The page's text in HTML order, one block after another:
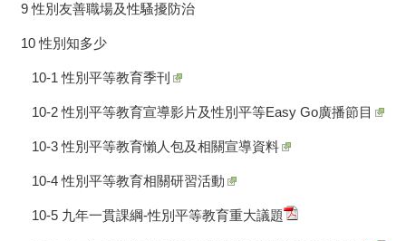
9 性別友善職場及性騷擾防治
10 性別知多少
10-1 性別平等教育季刊
10-2 性別平等教育宣導影片及性別平等Easy Go廣播節目
10-3 性別平等教育懶人包及相關宣導資料
10-4 性別平等教育相關研習活動
10-5 九年一貫課綱-性別平等教育重大議題